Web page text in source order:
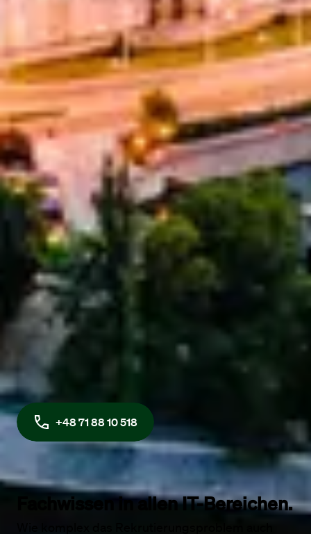
Wie hoch sind die Tarife für IT-
Verträge?
Wie flexibel ist Maandag®, wenn
sich unsere Bedürfnisse ändern?
Sind Sie neugierig, was wir für Ihr
Unternehmen tun können?
Maandag® Poland
PL
+48 71 88 10 518
Fachwissen in allen IT-Bereichen.